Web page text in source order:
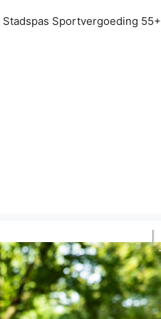
Stadspas Sportvergoeding 55+